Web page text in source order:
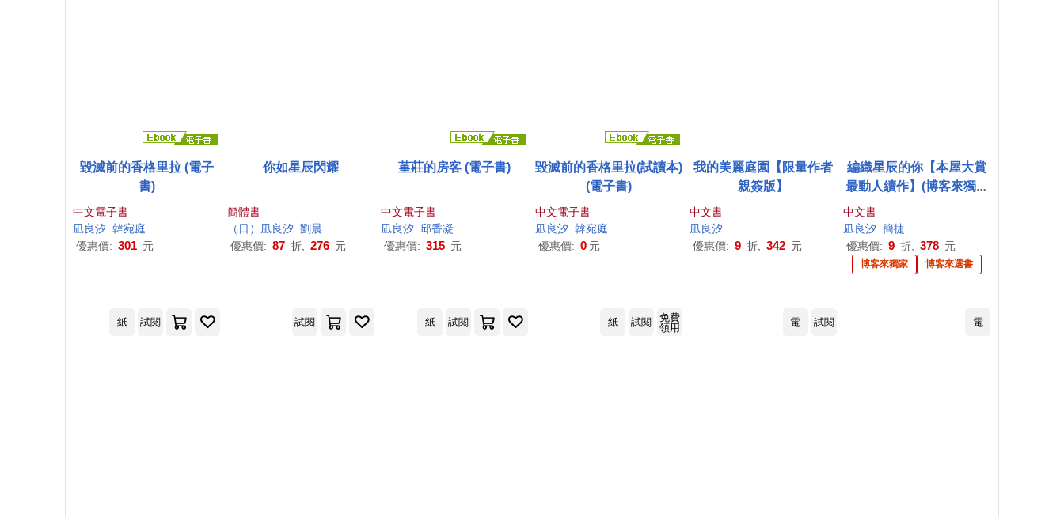
毀滅前的香格里拉 (電子
書)
中文電子書
凪良汐 韓宛庭
優惠價: 301 元
你如星辰閃耀
簡體書
（日） 凪良汐 劉晨
優惠價: 87 折, 276 元
堇莊的房客 (電子書)
中文電子書
凪良汐
邱香凝
優惠價: 315 元
毀滅前的香格里拉(試讀本)
(電子書)
中文電子書
凪良汐 韓宛庭
優惠價: 0 元
我的美麗庭園【限量作者
親簽版】
中文書
凪良汐
優惠價: 9 折, 342 元
編織星辰的你【本屋大賞
最動人續作】(博客來獨家
限量親簽贈品版)
中文書
凪良汐 簡捷
優惠價: 9 折, 378 元
博客來獨家 博客來選書
紙 試閱 試閱 紙 試閱 紙 試閱
免費
領用
電 試閱 電